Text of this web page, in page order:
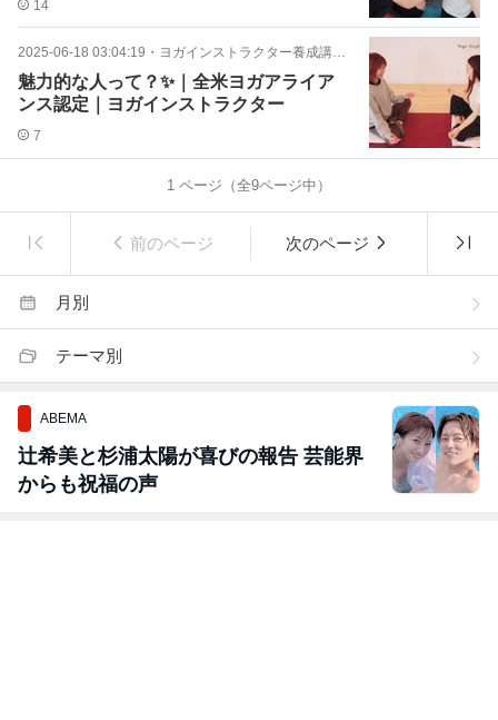
14
2025-06-18 03:04:19 ・ ヨガインストラクター養成講座12期生
魅力的な人って？✨｜全米ヨガアライア
ンス認定｜ヨガインストラクター
7
1 ページ（全9ページ中）
前のページ 次のページ
月別
テーマ別
ABEMA
辻希美と杉浦太陽が喜びの報告 芸能界
からも祝福の声